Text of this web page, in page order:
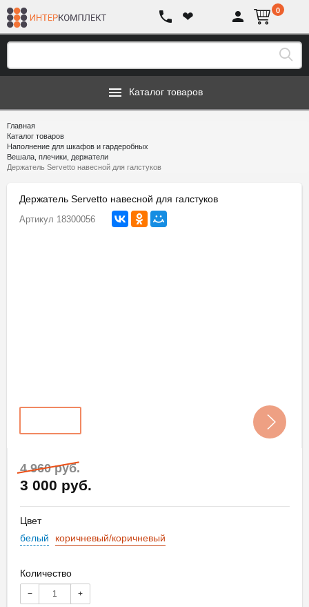
❤ 0
Каталог товаров
Главная
Каталог товаров
Наполнение для шкафов и гардеробных
Вешала, плечики, держатели
Держатель Servetto навесной для галстуков
Держатель Servetto навесной для галстуков
Артикул 18300056
4 960 руб.
3 000 руб.
Цвет
белый
коричневый/коричневый
Количество
− +